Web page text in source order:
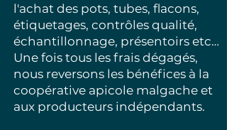
l'achat des pots, tubes, flacons,
étiquetages, contrôles qualité,
échantillonnage, présentoirs etc…
Une fois tous les frais dégagés,
nous reversons les bénéfices à la
coopérative apicole malgache et
aux producteurs indépendants.